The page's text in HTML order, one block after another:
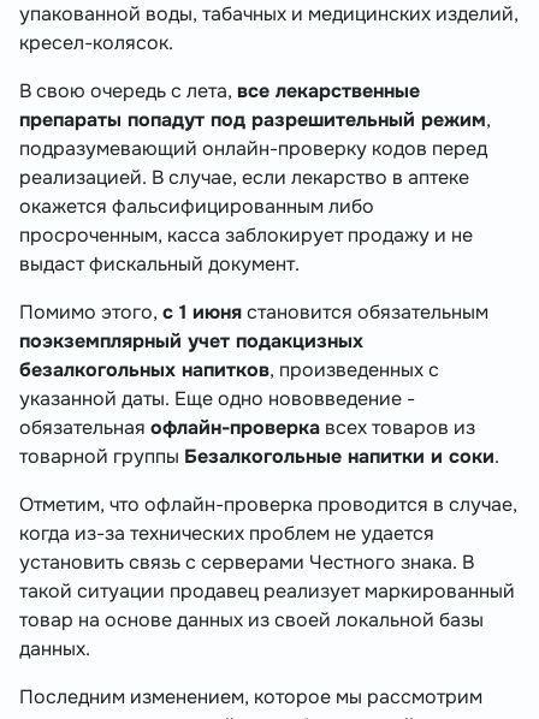
упакованной воды, табачных и медицинских изделий,
кресел-колясок.
В свою очередь с лета, все лекарственные
препараты попадут под разрешительный режим,
подразумевающий онлайн-проверку кодов перед
реализацией. В случае, если лекарство в аптеке
окажется фальсифицированным либо
просроченным, касса заблокирует продажу и не
выдаст фискальный документ.
Помимо этого, с 1 июнястановится обязательным
поэкземплярный учет подакцизных
безалкогольных напитков, произведенных с
указанной даты. Еще одно нововведение -
обязательная офлайн-проверка всех товаров из
товарной группы Безалкогольные напитки и соки.
Отметим, что офлайн-проверка проводится в случае,
когда из-за технических проблем не удается
установить связь с серверами Честного знака. В
такой ситуации продавец реализует маркированный
товар на основе данных из своей локальной базы
данных.
Последним изменением, которое мы рассмотрим